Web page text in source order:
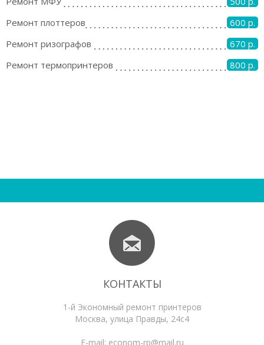
Ремонт плоттеров
600 р.
Ремонт ризографов
670 р.
Ремонт термопринтеров
800 р.
КОНТАКТЫ
1-й Экономный ремонт принтеров
Москва, улица Правды, 24с4
E-mail: econom-rp@mail.ru